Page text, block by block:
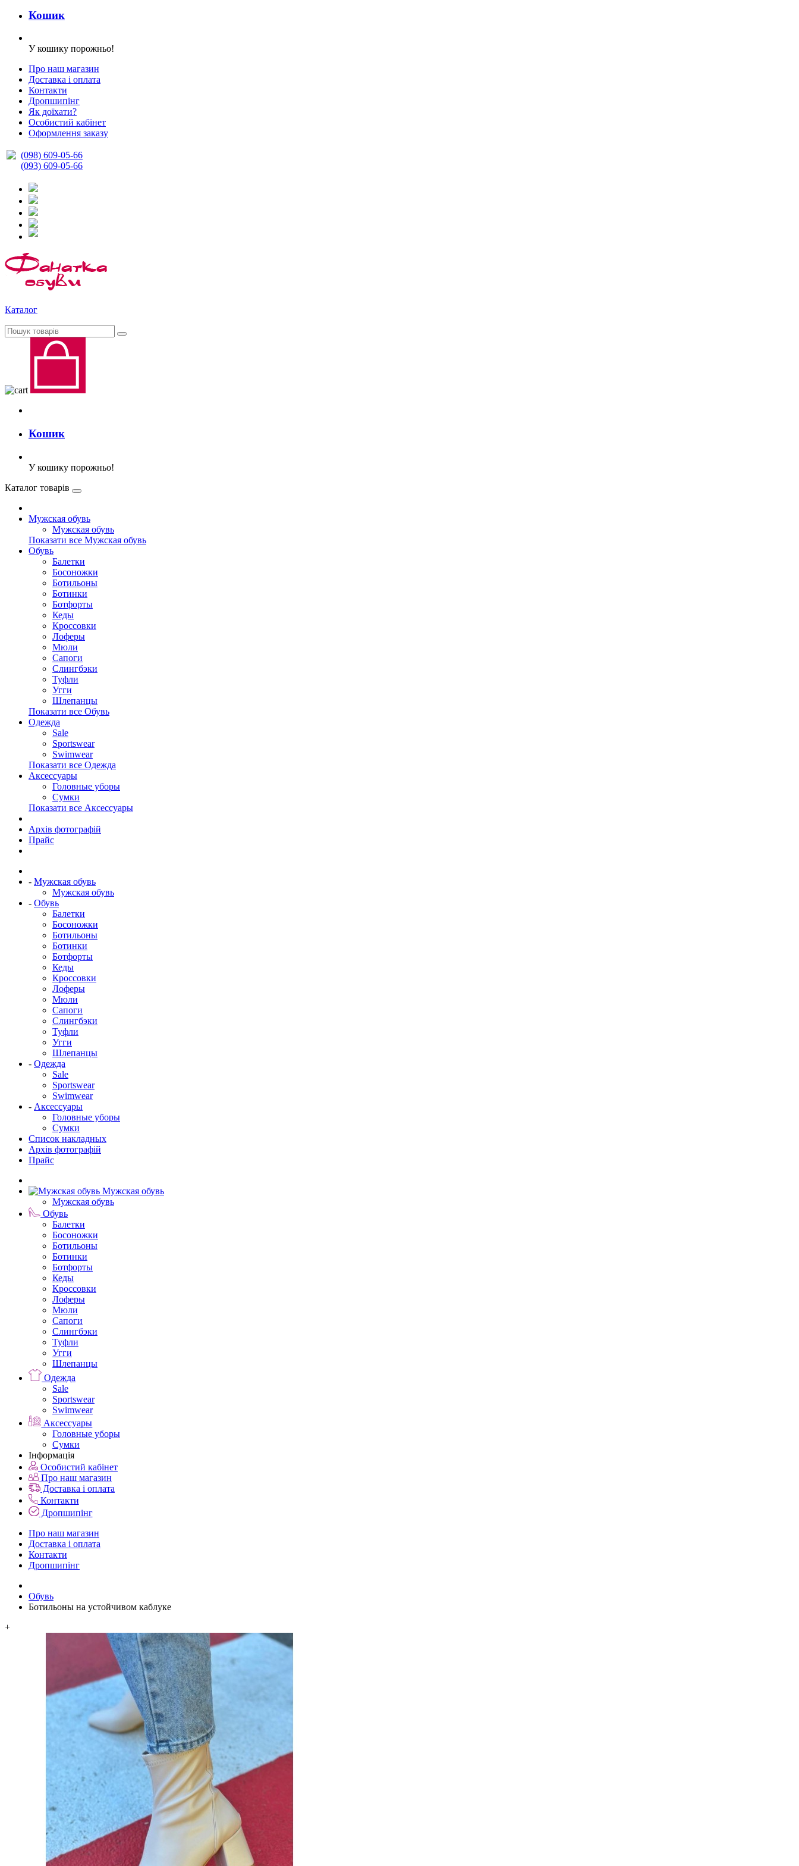
Кошик
У кошику порожньо!
Про наш магазин
Доставка і оплата
Контакти
Дропшипінг
Як доїхати?
Особистий кабінет
Оформлення заказу
(098) 609-05-66
(093) 609-05-66
Каталог
Кошик
У кошику порожньо!
Каталог товарів
Мужская обувь
Мужская обувь
Показати все Мужская обувь
Обувь
Балетки
Босоножки
Ботильоны
Ботинки
Ботфорты
Кеды
Кроссовки
Лоферы
Мюли
Сапоги
Слингбэки
Туфли
Угги
Шлепанцы
Показати все Обувь
Одежда
Sale
Sportswear
Swimwear
Показати все Одежда
Аксессуары
Головные уборы
Сумки
Показати все Аксессуары
Архів фотографій
Прайс
- Мужская обувь
Мужская обувь
- Обувь
Балетки
Босоножки
Ботильоны
Ботинки
Ботфорты
Кеды
Кроссовки
Лоферы
Мюли
Сапоги
Слингбэки
Туфли
Угги
Шлепанцы
- Одежда
Sale
Sportswear
Swimwear
- Аксессуары
Головные уборы
Сумки
Список накладных
Архів фотографій
Прайс
Мужская обувь
Мужская обувь
Обувь
Балетки
Босоножки
Ботильоны
Ботинки
Ботфорты
Кеды
Кроссовки
Лоферы
Мюли
Сапоги
Слингбэки
Туфли
Угги
Шлепанцы
Одежда
Sale
Sportswear
Swimwear
Аксессуары
Головные уборы
Сумки
Інформація
Особистий кабінет
Про наш магазин
Доставка і оплата
Контакти
Дропшипінг
Про наш магазин
Доставка і оплата
Контакти
Дропшипінг
Обувь
Ботильоны на устойчивом каблуке
+